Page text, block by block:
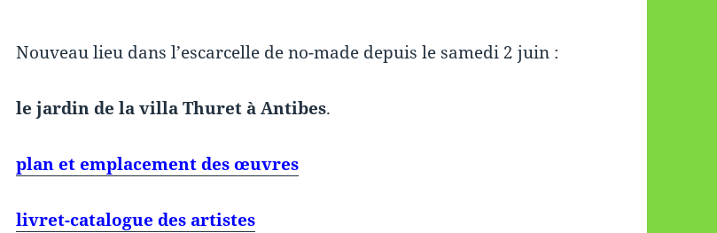
Nouveau lieu dans l’escarcelle de no-made depuis le samedi 2 juin :
le jardin de la villa Thuret à Antibes.
plan et emplacement des œuvres
livret-catalogue des artistes